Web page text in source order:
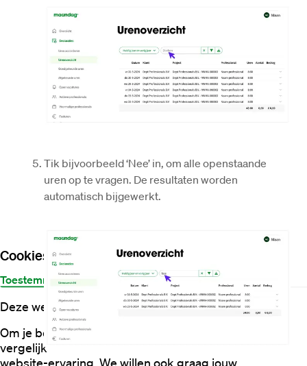
Cookies
ToestemmingDetails Over
Deze website maakt gebruik van cookies
Om je beter te helpen, gebruiken we cookies en
vergelijkbare technieken voor een probleemloze
website-ervaring. We willen ook graag jouw
Tik bijvoorbeeld ‘Nee’ in, om alle openstaande
uren op te vragen. De resultaten worden
automatisch bijgewerkt.